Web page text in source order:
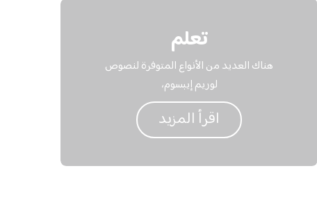
تعلم
هناك العديد من الأنواع المتوفرة لنصوص
لوريم إيبسوم،
اقرأ المزيد